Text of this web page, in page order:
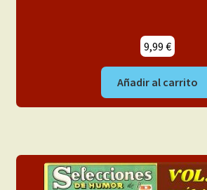
9,99 €
Añadir al carrito